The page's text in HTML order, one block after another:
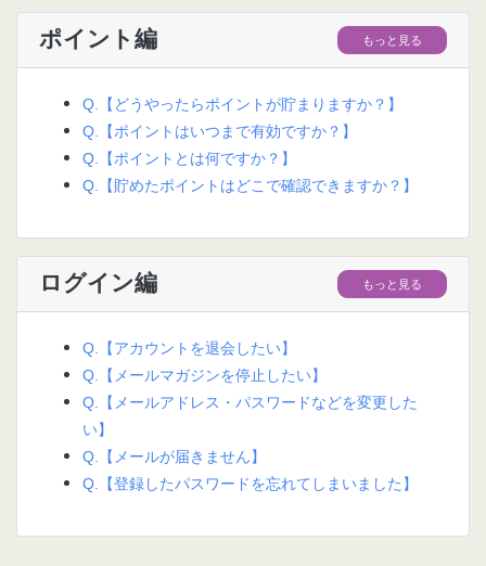
ポイント編 もっと見る
Q.【どうやったらポイントが貯まりますか？】
Q.【ポイントはいつまで有効ですか？】
Q.【ポイントとは何ですか？】
Q.【貯めたポイントはどこで確認できますか？】
ログイン編 もっと見る
Q.【アカウントを退会したい】
Q.【メールマガジンを停止したい】
Q.【メールアドレス・パスワードなどを変更した
い】
Q.【メールが届きません】
Q.【登録したパスワードを忘れてしまいました】